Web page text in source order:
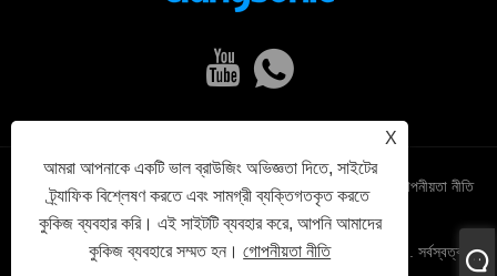
X
আমরা আপনাকে একটি ভাল ব্রাউজিং অভিজ্ঞতা দিতে, সাইটের
ট্র্যাফিক বিশ্লেষণ করতে এবং সামগ্রী ব্যক্তিগতকৃত করতে
কুকিজ ব্যবহার করি। এই সাইটটি ব্যবহার করে, আপনি আমাদের
কুকিজ ব্যবহারে সম্মত হন।গোপনীয়তা নীতি
Links Sitemap RSS গোপনীয়তা নীতি
কপিরাইট © 2022 Yuhuan Clangsonic Ultrasonic Co., Ltd. সর্বস্বত্ব